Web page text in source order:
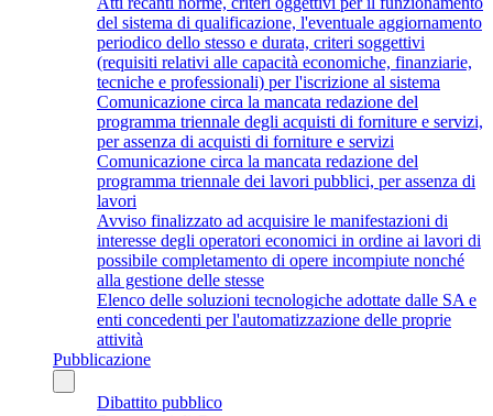
del sistema di qualificazione, l'eventuale aggiornamento
periodico dello stesso e durata, criteri soggettivi
(requisiti relativi alle capacità economiche, finanziarie,
tecniche e professionali) per l'iscrizione al sistema
Comunicazione circa la mancata redazione del
programma triennale degli acquisti di forniture e servizi,
per assenza di acquisti di forniture e servizi
Comunicazione circa la mancata redazione del
programma triennale dei lavori pubblici, per assenza di
lavori
Avviso finalizzato ad acquisire le manifestazioni di
interesse degli operatori economici in ordine ai lavori di
possibile completamento di opere incompiute nonché
alla gestione delle stesse
Elenco delle soluzioni tecnologiche adottate dalle SA e
enti concedenti per l'automatizzazione delle proprie
attività
Pubblicazione
Dibattito pubblico